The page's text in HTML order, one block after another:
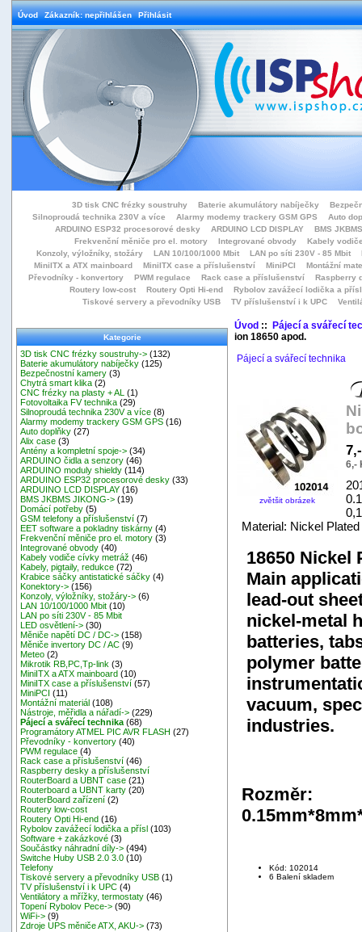
Úvod Zákazník: nepřihlášen Přihlásit
3D tisk CNC frézky soustruhy Baterie akumulátory nabíječky
Silnoproudá technika 230V a více
Alarmy modemy trackery GSM GPS
Auto
ARDUINO ESP32 procesorové desky
ARDUINO LCD DISPLAY
BMS
Frekvenční měniče pro el. motory
Integrované obvody
Kabely
Konzoly, výložníky, stožáry
LAN 10/100/1000 Mbit LAN po síti 230V - 85 Mbit
MiniITX a ATX mainboard
MiniITX case a příslušenství MiniPCI
Montážní
Převodníky - konvertory
PWM regulace Rack case a příslušenství
Raspberry
Routery low-cost
Routery Opti Hi-end
Rybolov zavážecí lodička a přísl
Tiskové servery a převodníky USB
TV příslušenství i k UPC
Kategorie
3D tisk CNC frézky soustruhy-> (132)
Baterie akumulátory nabíječky (125)
Bezpečnostní kamery (3)
Chytrá smart klika (2)
CNC frézky na plasty + AL
(1)
Fotovoltaika FV technika (29)
Silnoproudá technika 230V a více (8)
Alarmy modemy trackery GSM GPS (16)
Auto doplňky (27)
Alix case (3)
Antény a kompletní spoje-> (34)
ARDUINO čidla a senzory (46)
ARDUINO moduly shieldy (114)
ARDUINO ESP32 procesorové desky (33)
ARDUINO LCD DISPLAY (16)
BMS JKBMS JIKONG-> (19)
Domácí potřeby (5)
GSM telefony a příslušenství (7)
EET software a pokladny tiskárny (4)
Frekvenční měniče pro el. motory (3)
Integrované obvody (40)
Kabely vodiče cívky metráž (46)
Kabely, pigtaily, redukce (72)
Krabice sáčky antistatické sáčky (4)
Konektory-> (156)
Konzoly, výložníky, stožáry-> (6)
LAN 10/100/1000 Mbit (10)
LAN po síti 230V - 85 Mbit
LED osvětlení-> (30)
Měniče napětí DC / DC-> (158)
Měniče invertory DC / AC (9)
Meteo (2)
Mikrotik RB,PC,Tp-link (3)
MiniITX a ATX mainboard (10)
MiniITX case a příslušenství (57)
MiniPCI (11)
Montážní materiál (108)
Nástroje, měřidla a nářadí-> (229)
Pájecí a svářecí technika (68)
Programátory ATMEL PIC AVR FLASH (27)
Převodníky - konvertory (40)
PWM regulace (4)
Rack case a příslušenství (46)
Raspberry desky a příslušenství
RouterBoard a UBNT case (21)
Routerboard a UBNT karty (20)
RouterBoard zařízení (2)
Routery low-cost
Routery Opti Hi-end (16)
Rybolov zavážecí lodička a přísl (103)
Software + zakázkové (3)
Součástky náhradní díly-> (494)
Switche Huby USB 2.0 3.0 (10)
Telefony
Tiskové servery a převodníky USB (1)
TV příslušenství i k UPC (4)
Ventilátory a mřížky, termostaty (46)
Topení Rybolov Pece-> (90)
WiFi-> (9)
Zdroje UPS měniče ATX, AKU-> (73)
Úvod:: Pájecí a svářecí
ion 18650 apod.
Pájecí a svářecí technika
zvětšit obrázek
6,-
Material: Nickel
18650 Nickel
Main
lead-out
nickel-metal
batteries,
polymer
vacuum,
industries.
Rozměr:
Kód: 102014
6 Balení skladem